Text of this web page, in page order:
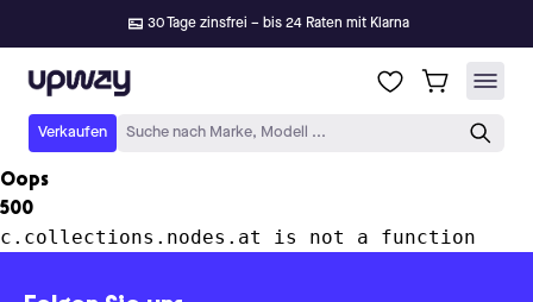
30 Tage zinsfrei – bis 24 Raten mit Klarna
Upway
Verkaufen Suche nach Marke, Modell ...
Oops
500
c.collections.nodes.at is not a function